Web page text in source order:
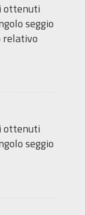
ottenuti
seggio
relativo
ottenuti
seggio